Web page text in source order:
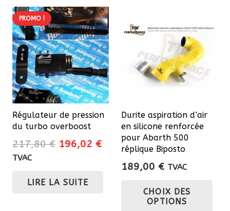
PROMO !
Régulateur de pression
du turbo overboost
217,80€ Le
était :
196,02 €Le
actuel
196,02 €.
TVAC
LIRE LA SUITE
Durite aspiration d’air
en silicone renforcée
pour Abarth 500
réplique Biposto
189,00 € TVAC
CHOIX DES
OPTIONS